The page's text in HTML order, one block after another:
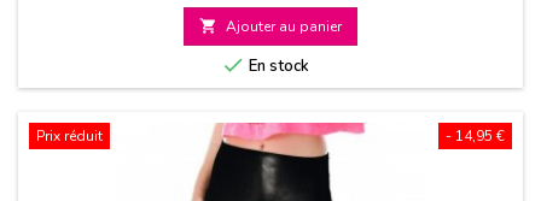
de
base
 Ajouter au panier
 En stock
- 14,95 €
Prix réduit